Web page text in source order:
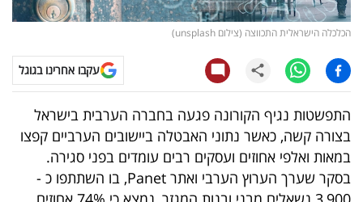
ויראלי
עסקי
ספורט
קריירה
ולימודים
הכלכלה הישראלית התכווצה (צילום unsplash)
עקבו אחרינו בגוגל
התפשטות נגיף הקורונה פגעה בחברה הערבית בישראל
בצורה קשה, כאשר נתוני האבטלה ביישובים הערביים קפצו
במאות ואלפי אחוזים ועסקים רבים עומדים בפני סגירה.
בסקר שערך הערוץ הערבי ואתר Panet, בו השתתפו כ -